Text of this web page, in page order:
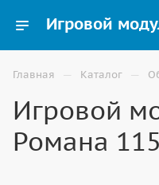
Главная — Каталог —
Игровой
Романа